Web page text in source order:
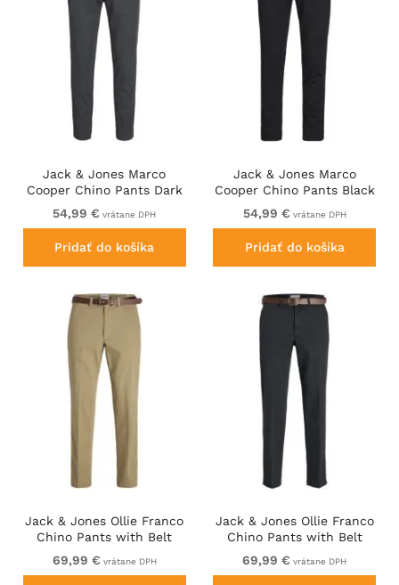
Jack & Jones Marco
Cooper Chino Pants Dark
Grey Melange
54,99 € vrátane DPH
Pridať do košíka
Jack & Jones Marco
Cooper Chino Pants Black
54,99 € vrátane DPH
Pridať do košíka
Jack & Jones Ollie Franco
Chino Pants with Belt
Brown
69,99 € vrátane DPH
Jack & Jones Ollie Franco
Chino Pants with Belt
Dark Navy
69,99 € vrátane DPH